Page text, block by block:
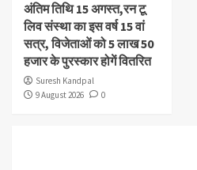
अंतिम तिथि 15 अगस्त,रन टू
लिव संस्था का इस वर्ष 15 वां
सत्र, विजेताओं को 5 लाख 50
हजार के पुरस्कार होगें वितरित
Suresh Kandpal
9 August 2026
0